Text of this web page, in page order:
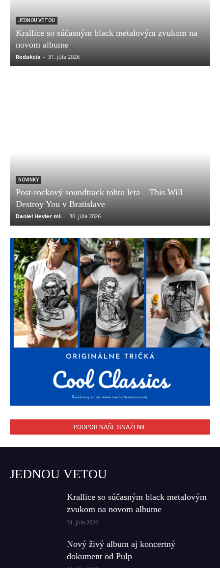
JEDNOU VETOU
Krallice so súčasným black metalovým zvukom na
novom albume
Redakcia - 31. júla 2026
NOVINKY
Post-rockový soundtrack tohto leta – This Will
Destroy You v Bratislave
Daniel Hevier ml. - 30. júla 2026
PODPOR NAŠE SNAŽENIE
JEDNOU VETOU
Krallice so súčasným black metalovým
zvukom na novom albume
31. júla 2026
Nový živý album aj koncertný
dokument od Pulp